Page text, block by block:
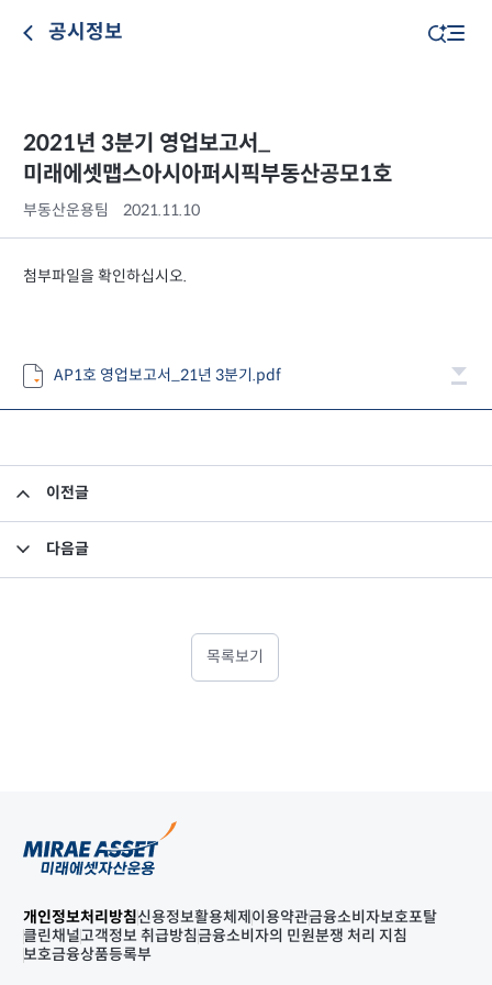
공시정보
2021년 3분기 영업보고서_
미래에셋맵스아시아퍼시픽부동산공모1호
부동산운용팀 2021.11.10
첨부파일을 확인하십시오.
AP1호 영업보고서_21년 3분기.pdf
이전글
다음글
목록보기
개인정보처리방침신용정보활용체제 이용약관금융소비자보호포탈
클린채널고객정보 취급방침금융소비자의 민원분쟁 처리 지침
보호금융상품등록부